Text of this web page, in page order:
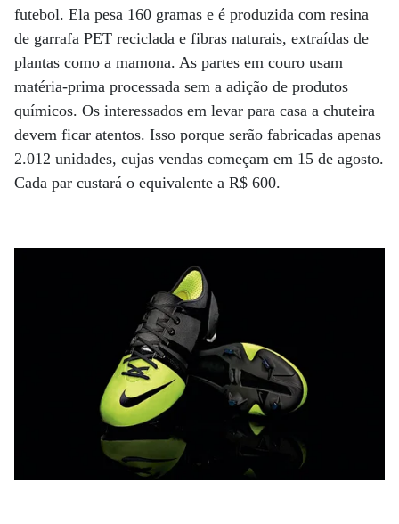
futebol. Ela pesa 160 gramas e é produzida com resina
de garrafa PET reciclada e fibras naturais, extraídas de
plantas como a mamona. As partes em couro usam
matéria-prima processada sem a adição de produtos
químicos. Os interessados em levar para casa a chuteira
devem ficar atentos. Isso porque serão fabricadas apenas
2.012 unidades, cujas vendas começam em 15 de agosto.
Cada par custará o equivalente a R$ 600.